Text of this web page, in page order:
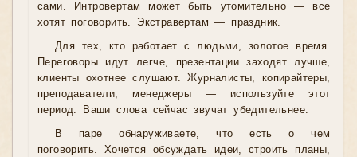
сами. Интровертам может быть утомительно — все
хотят поговорить. Экстравертам — праздник.
Для тех, кто работает с людьми, золотое время.
Переговоры идут легче, презентации заходят лучше,
клиенты охотнее слушают. Журналисты, копирайтеры,
преподаватели, менеджеры — используйте этот
период. Ваши слова сейчас звучат убедительнее.
В паре обнаруживаете, что есть о чем
поговорить. Хочется обсуждать идеи, строить планы,